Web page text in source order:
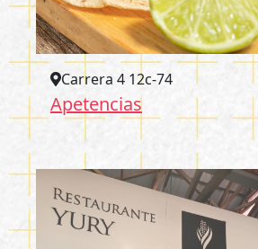
Carrera 4 12c-74
Apetencias